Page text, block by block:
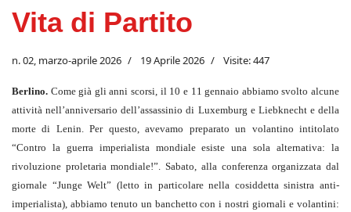
Vita di Partito
n. 02, marzo-aprile 2026 19 Aprile 2026 Visite: 447
Berlino. Come già gli anni scorsi, il 10 e 11 gennaio abbiamo svolto alcune
attività nell’anniversario dell’assassinio di Luxemburg e Liebknecht e della
morte di Lenin. Per questo, avevamo preparato un volantino intitolato
“Contro la guerra imperialista mondiale esiste una sola alternativa: la
rivoluzione proletaria mondiale!”. Sabato, alla conferenza organizzata dal
giornale “Junge Welt” (letto in particolare nella cosiddetta sinistra anti-
imperialista), abbiamo tenuto un banchetto con i nostri giornali e volantini: